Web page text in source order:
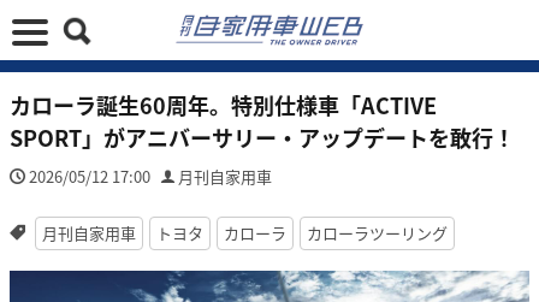
カローラ誕生60周年。特別仕様車「ACTIVE
SPORT」がアニバーサリー・アップデートを敢行！
2026/05/12 17:00 月刊自家用車
月刊自家用車 トヨタ カローラ カローラツーリング